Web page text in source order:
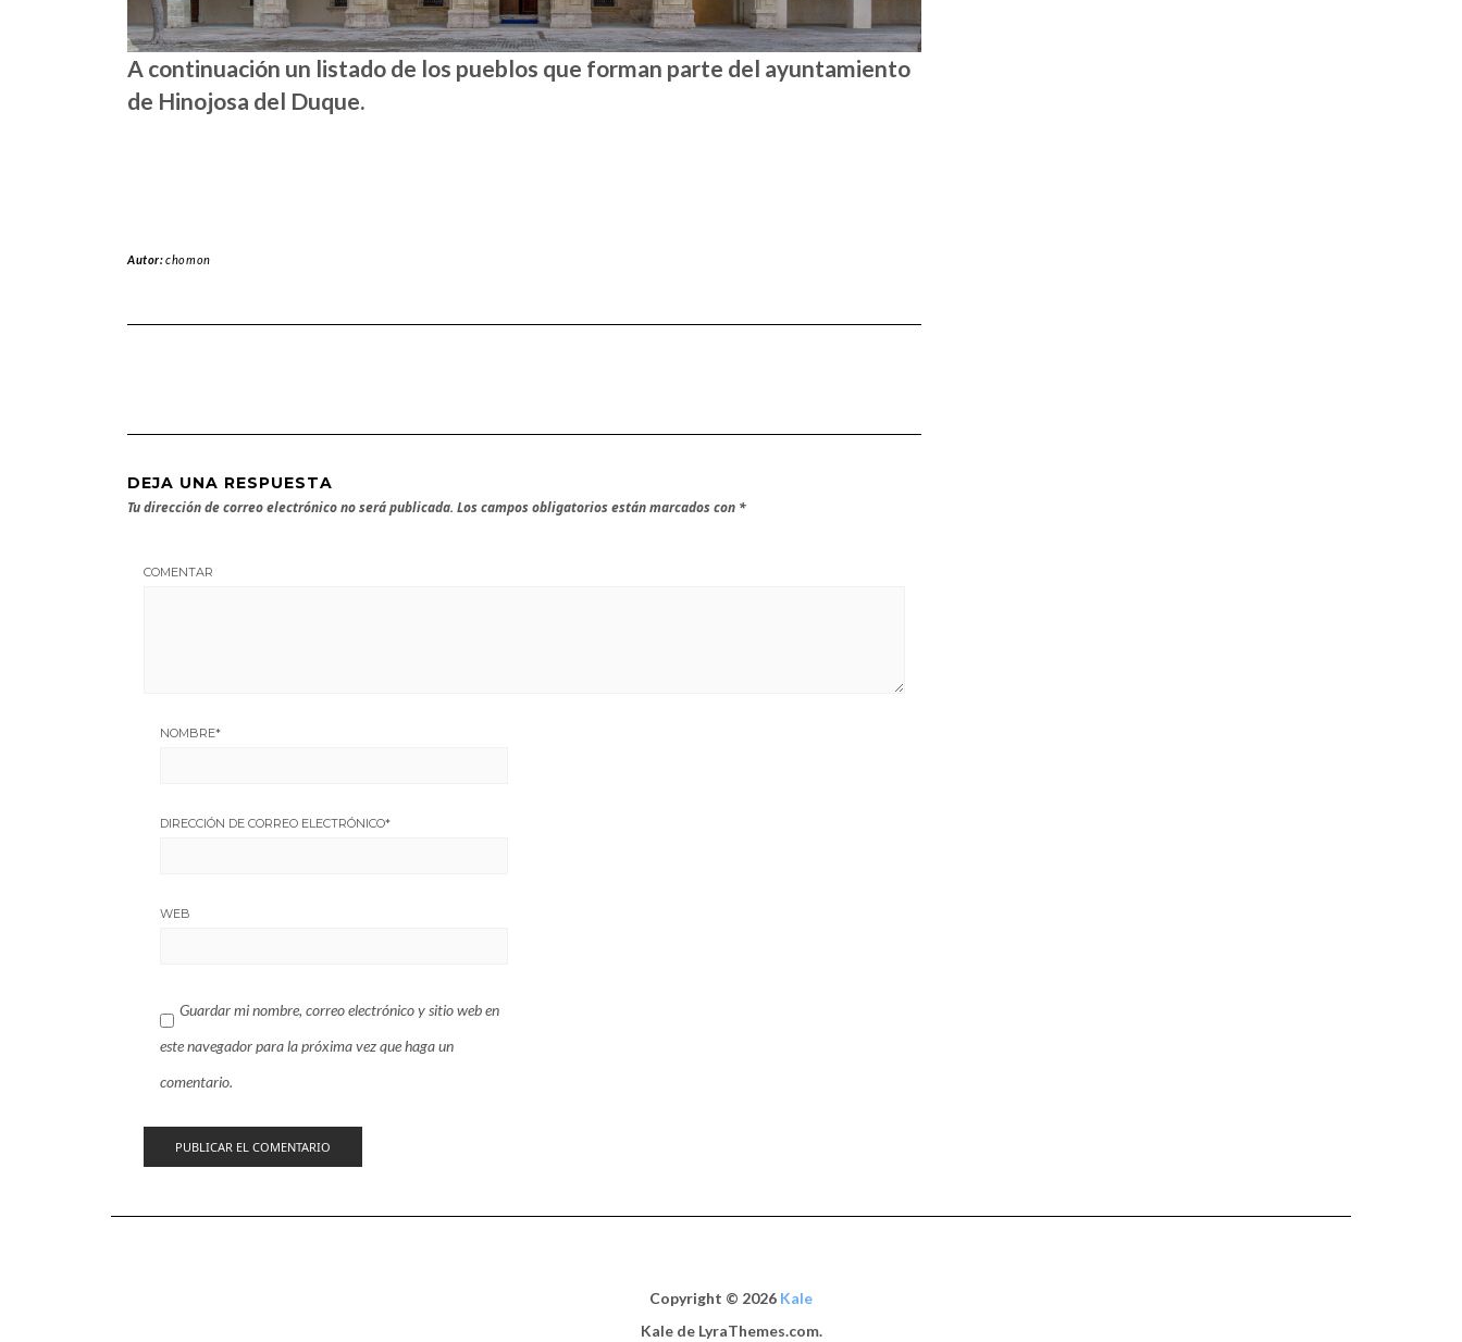
A continuación un listado de los pueblos que forman parte del ayuntamiento
de Hinojosa del Duque.
Autor:chomon
DEJA UNA RESPUESTA
Tu dirección de correo electrónico no será publicada. Los campos obligatorios están marcados con *
COMENTAR
NOMBRE*
DIRECCIÓN DE CORREO ELECTRÓNICO*
WEB
Guardar mi nombre, correo electrónico y sitio web en
este navegador para la próxima vez que haga un
comentario.
Copyright © 2026 Kale
Kalede LyraThemes.com.